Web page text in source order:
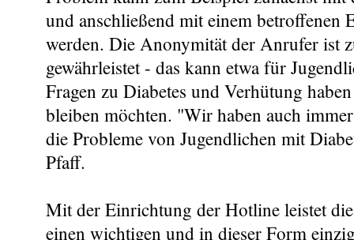
und anschließend mit einem betroffenen
werden. Die Anonymität der Anrufer ist
gewährleistet - das kann etwa für
Fragen zu Diabetes und Verhütung
bleiben möchten. "Wir haben auch
die Probleme von Jugendlichen mit
Pfaff.
Mit der Einrichtung der Hotline leistet
einen wichtigen und in dieser Form